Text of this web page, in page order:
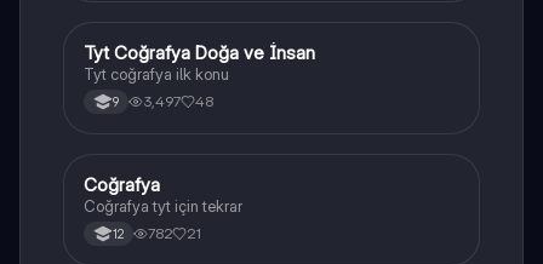
Coğrafya
Tyt Coğrafya Doğa ve İnsan
Tyt coğrafya ilk konu
9 3,497 48
Coğrafya
Coğrafya
Coğrafya tyt için tekrar
12 782 21